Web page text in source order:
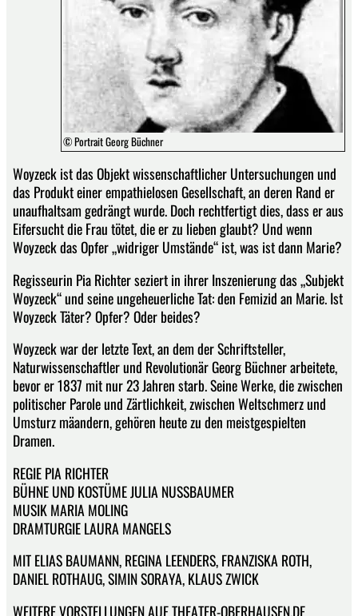
© Portrait Georg Büchner
Woyzeck ist das Objekt wissenschaftlicher Untersuchungen und
das Produkt einer empathielosen Gesellschaft, an deren Rand er
unaufhaltsam gedrängt wurde. Doch rechtfertigt dies, dass er aus
Eifersucht die Frau tötet, die er zu lieben glaubt? Und wenn
Woyzeck das Opfer „widriger Umstände“ ist, was ist dann Marie?
Regisseurin Pia Richter seziert in ihrer Inszenierung das „Subjekt
Woyzeck“ und seine ungeheuerliche Tat: den Femizid an Marie. Ist
Woyzeck Täter? Opfer? Oder beides?
Woyzeck war der letzte Text, an dem der Schriftsteller,
Naturwissenschaftler und Revolutionär Georg Büchner arbeitete,
bevor er 1837 mit nur 23 Jahren starb. Seine Werke, die zwischen
politischer Parole und Zärtlichkeit, zwischen Weltschmerz und
Umsturz mäandern, gehören heute zu den meistgespielten
Dramen.
REGIE PIA RICHTER
BÜHNE UND KOSTÜME JULIA NUSSBAUMER
MUSIK MARIA MOLING
DRAMTURGIE LAURA MANGELS
MIT ELIAS BAUMANN, REGINA LEENDERS, FRANZISKA ROTH,
DANIEL ROTHAUG, SIMIN SORAYA, KLAUS ZWICK
WEITERE VORSTELLUNGEN AUF THEATER-OBERHAUSEN.DE